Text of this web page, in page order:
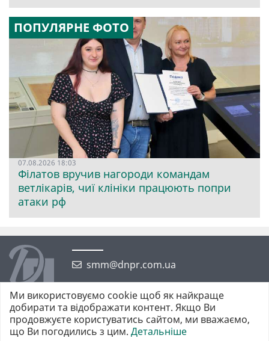
ПОПУЛЯРНЕ ФОТО
07.08.2026 18:03
Філатов вручив нагороди командам
ветлікарів, чиї клініки працюють попри
атаки рф
smm@dnpr.com.ua
©2026 https://dnpr.com.ua Дніпровська порадниця
Ми використовуємо cookie щоб як найкраще
добирати та відображати контент. Якщо Ви
продовжуєте користуватись сайтом, ми вважаємо,
що Ви погодились з цим. Детальніше